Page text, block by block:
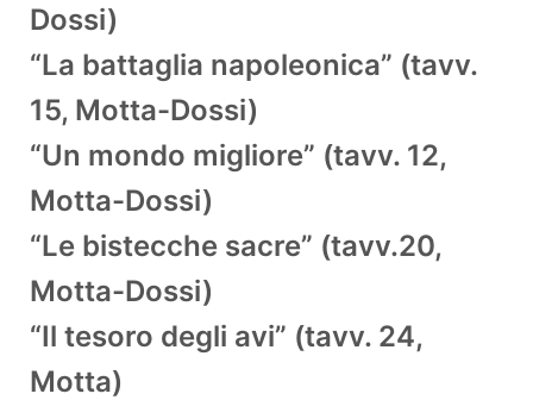
Dossi)
“La battaglia napoleonica” (tavv.
15, Motta-Dossi)
“Un mondo migliore” (tavv. 12,
Motta-Dossi)
“Le bistecche sacre” (tavv.20,
Motta-Dossi)
“Il tesoro degli avi” (tavv. 24,
Motta)